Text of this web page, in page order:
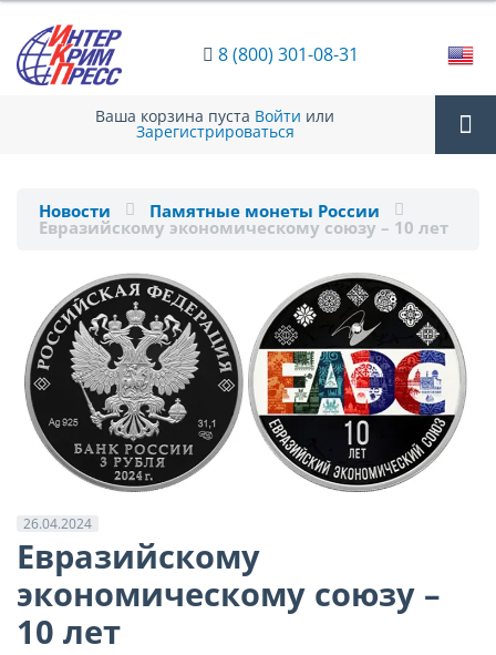
8 (800) 301-08-31
Ваша корзина пуста Войти или
Зарегистрироваться
Новости Памятные монеты России
Евразийскому экономическому союзу – 10 лет
26.04.2024
Евразийскому
экономическому союзу –
10 лет